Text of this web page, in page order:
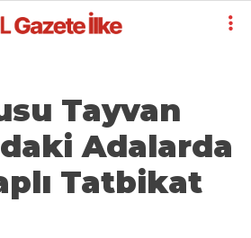
Tayvan
Adalarda
Tatbikat